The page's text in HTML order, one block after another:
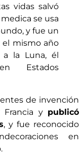
vidas salvó
se usa
y fue un
mismo año
la Luna, él
Estados
de invención
Francia y publicó
, y fue reconocido
en